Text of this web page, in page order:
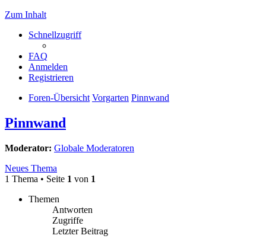
Zum Inhalt
Schnellzugriff
FAQ
Anmelden
Registrieren
Foren-Übersicht Vorgarten Pinnwand
Pinnwand
Moderator: Globale Moderatoren
Neues Thema
1 Thema • Seite 1 von 1
Themen
Antworten
Zugriffe
Letzter Beitrag